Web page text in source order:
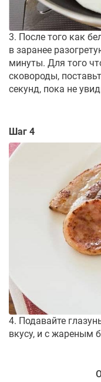
3. После того как
в заранее
минуты. Для того
сковороды,
секунд, пока не
Шаг 4
4. Подавайте
вкусу, и с жареным